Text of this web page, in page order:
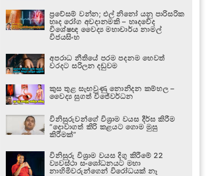
ප්‍රවේසම් වන්න; එල් නිනෝ යනු පාරිසරික
හෘද රෝග අවදානමකි – හෘදවේද
විශේෂඥ වෛද්‍ය මහාචාර්ය නාමල්
විජයසිංහ
අපරාධ නීතියේ පරම පදනම හෙවත්
වරදට සරිලන දඬුවම
කුස තුළ සැඟවුණු නොනිදන කම්හල –
වෛද්‍ය සුගත් විජේවර්ධන
විනිසුරුවන්ගේ විශ්‍රාම වයස දීර්ඝ කිරීම
“දොවාගත් කිරි කළයට ගොම මුසු
කිරීමක්”
විනිසුරු විශ්‍රාම වයස දිගු කිරීමේ 22
ව්‍යවස්ථා සංශෝධනයට මහා
නාහිමිවරුන්ගෙන් විරෝධයක් නෑ